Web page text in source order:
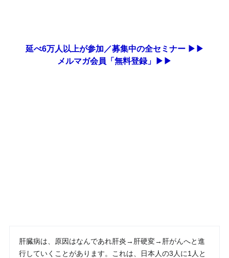
延べ6万人以上が参加／募集中の全セミナー ▶▶
メルマガ会員「無料登録」▶▶
肝臓病は、原因はなんであれ肝炎→肝硬変→肝がんへと進
行していくことがあります。これは、日本人の3人に1人と